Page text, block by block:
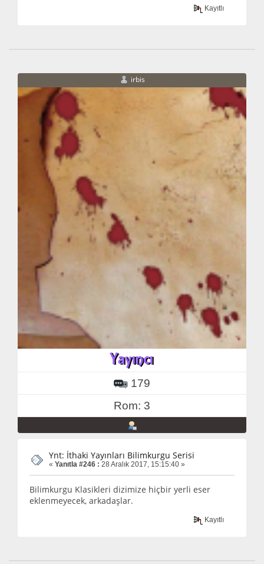
Kayıtlı
irbis
179
Rom: 3
Ynt: İthaki Yayınları Bilimkurgu Serisi
« Yanıtla #246 : 28 Aralık 2017, 15:15:40 »
Bilimkurgu Klasikleri dizimize hiçbir yerli eser
eklenmeyecek, arkadaşlar.
Kayıtlı